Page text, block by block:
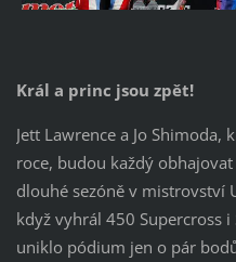
Král a princ jsou zpět!
Jett Lawrence a Jo Shimoda,
roce, budou každý
dlouhé sezóně v mistrovství
když vyhrál 450 Supercross
uniklo pódium jen o pár